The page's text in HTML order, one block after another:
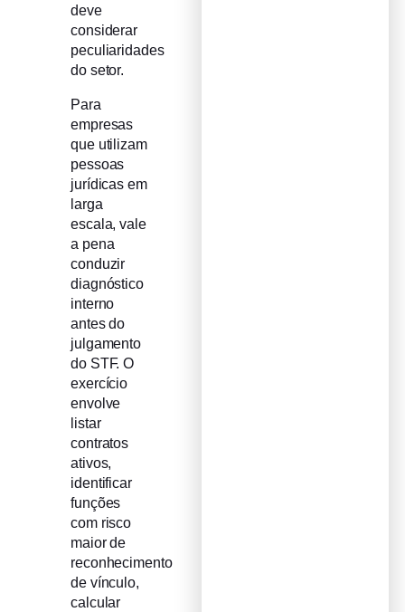
deve
considerar
peculiaridades
do setor.
Para
empresas
que utilizam
pessoas
jurídicas em
larga
escala, vale
a pena
conduzir
diagnóstico
interno
antes do
julgamento
do STF. O
exercício
envolve
listar
contratos
ativos,
identificar
funções
com risco
maior de
reconhecimento
de vínculo,
calcular